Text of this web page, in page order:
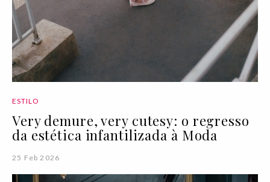
ESTILO
Very demure, very cutesy: o regresso
da estética infantilizada à Moda
25 Feb 2026